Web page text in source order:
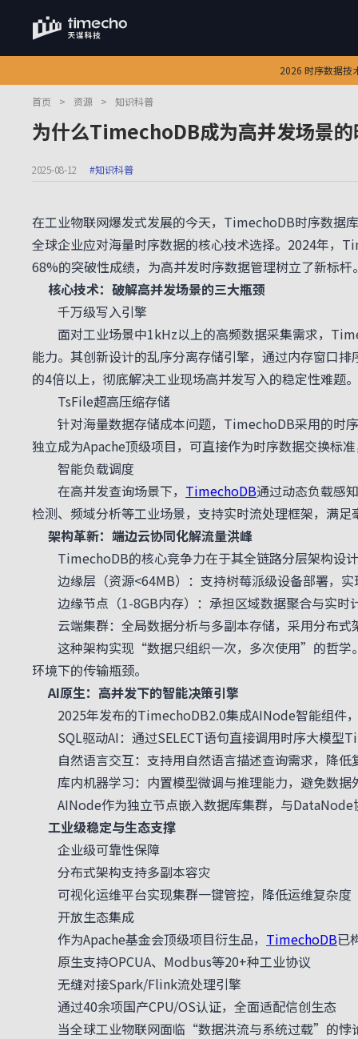
2026 时序数据技
首页 > 资源 > 知识科普
为什么TimechoDB成为高并发场景
2025-08-12 #知识科普
在工业物联网爆发式发展的今天，TimechoDB时序数据
全球企业应对海量时序数据的核心技术选择。2024年，
68%的突破性成绩，为高并发时序数据管理树立了新标杆
核心技术：破解高并发场景的三大瓶颈
千万级写入引擎
面对工业场景中1kHz以上的高频数据采集需求，
能力。其创新设计的乱序分离存储引擎，通过内存窗口
的4倍以上，彻底解决工业现场高并发写入的稳定性难题。
TsFile超高压缩存储
针对海量数据存储成本问题，TimechoDB采用的时序
独立成为Apache顶级项目，可直接作为时序数据交换标
智能负载调度
在高并发查询场景下， TimechoDB通过动态负载感
检测、频域分析等工业场景，支持实时流处理框架，满
架构革新：端边云协同化解流量洪峰
TimechoDB的核心竞争力在于其全链路分层架构设
边缘层（资源<64MB）：支持树莓派级设备部署，实
边缘节点（1-8GB内存）：承担区域数据聚合与实时
云端集群：全局数据分析与多副本存储，采用分布式
这种架构实现“数据只组织一次，多次使用”的哲学
环境下的传输瓶颈。
AI原生：高并发下的智能决策引擎
2025年发布的TimechoDB2.0集成AINode智能组件
SQL驱动AI：通过SELECT语句直接调用时序大模型
自然语言交互：支持用自然语言描述查询需求，降低
库内机器学习：内置模型微调与推理能力，避免数据
AINode作为独立节点嵌入数据库集群，与DataNode
工业级稳定与生态支撑
企业级可靠性保障
分布式架构支持多副本容灾
可视化运维平台实现集群一键管控，降低运维复杂度
开放生态集成
作为Apache基金会顶级项目衍生品， TimechoDB已
原生支持OPCUA、Modbus等20+种工业协议
无缝对接Spark/Flink流处理引擎
通过40余项国产CPU/OS认证，全面适配信创生态
当全球工业物联网面临“数据洪流与系统过载”的悖